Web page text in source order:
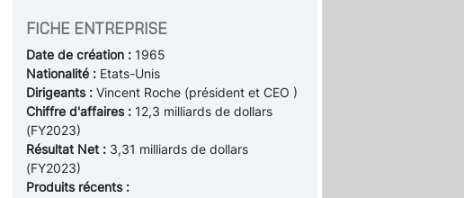
FICHE ENTREPRISE
Date de création : 1965
Nationalité : Etats-Unis
Dirigeants : Vincent Roche (président et CEO )
Chiffre d'affaires : 12,3 milliards de dollars
(FY2023)
Résultat Net : 3,31 milliards de dollars
(FY2023)
Produits récents :